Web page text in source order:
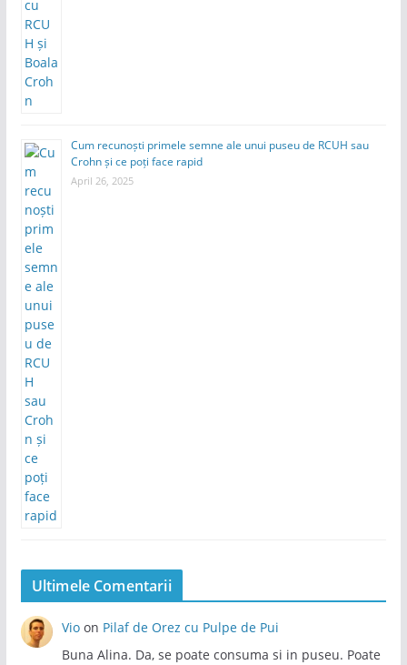
Cum recunoști primele semne ale unui puseu de RCUH sau
Crohn și ce poți face rapid
April 26, 2025
Ultimele Comentarii
Vio on Pilaf de Orez cu Pulpe de Pui
Buna Alina. Da, se poate consuma si in puseu. Poate